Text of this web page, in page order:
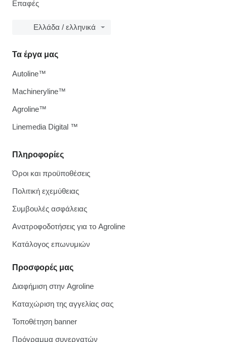
Επαφές
Ελλάδα / ελληνικά
Πληροφορίες
Όροι και προϋποθέσεις
Πολιτική εχεμύθειας
Συμβουλές ασφάλειας
Ανατροφοδοτήσεις για το Agroline
Κατάλογος επωνυμιών
Προσφορές μας
Διαφήμιση στην Agroline
Καταχώριση της αγγελίας σας
Τοποθέτηση banner
Πρόγραμμα συνεργατών
Τα έργα μας
Autoline™
Machineryline™
Agroline™
Linemedia Digital ™